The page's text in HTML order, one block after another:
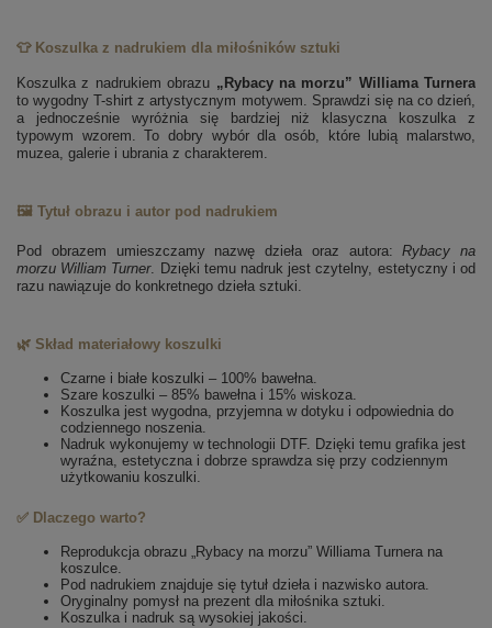
👕 Koszulka z nadrukiem dla miłośników sztuki
Koszulka z nadrukiem obrazu „Rybacy na morzu” Williama Turnera
to wygodny T-shirt z artystycznym motywem. Sprawdzi się na co dzień,
a jednocześnie wyróżnia się bardziej niż klasyczna koszulka z
typowym wzorem. To dobry wybór dla osób, które lubią malarstwo,
muzea, galerie i ubrania z charakterem.
🖼️ Tytuł obrazu i autor pod nadrukiem
Pod obrazem umieszczamy nazwę dzieła oraz autora:Rybacy na
morzu William Turner. Dzięki temu nadruk jest czytelny, estetyczny i od
razu nawiązuje do konkretnego dzieła sztuki.
🌿 Skład materiałowy koszulki
Czarne i białe koszulki – 100% bawełna.
Szare koszulki – 85% bawełna i 15% wiskoza.
Koszulka jest wygodna, przyjemna w dotyku i odpowiednia do
codziennego noszenia.
Nadruk wykonujemy w technologii DTF. Dzięki temu grafika jest
wyraźna, estetyczna i dobrze sprawdza się przy codziennym
użytkowaniu koszulki.
✅ Dlaczego warto?
Reprodukcja obrazu „Rybacy na morzu” Williama Turnera na
koszulce.
Pod nadrukiem znajduje się tytuł dzieła i nazwisko autora.
Oryginalny pomysł na prezent dla miłośnika sztuki.
Koszulka i nadruk są wysokiej jakości.